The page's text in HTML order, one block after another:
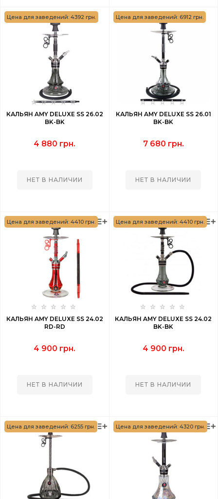
Цена для заведений: 4392 грн.
КАЛЬЯН AMY DELUXE SS 26.02
BK-BK
4 880 грн.
НЕТ В НАЛИЧИИ
Цена для заведений: 6912 грн.
КАЛЬЯН AMY DELUXE SS 26.01
BK-BK
7 680 грн.
НЕТ В НАЛИЧИИ
Цена для заведений: 4410 грн.
КАЛЬЯН AMY DELUXE SS 24.02
RD-RD
4 900 грн.
НЕТ В НАЛИЧИИ
Цена для заведений: 4410 грн.
КАЛЬЯН AMY DELUXE SS 24.02
BK-BK
4 900 грн.
НЕТ В НАЛИЧИИ
Цена для заведений: 6255 грн. Цена для заведений: 4320 грн.